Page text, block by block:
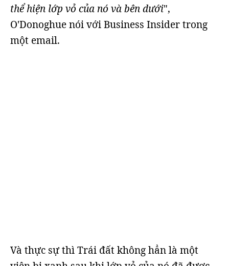
thể hiện lớp vỏ của nó và bên dưới",
O'Donoghue nói với Business Insider trong
một email.
Và thực sự thì Trái đất không hẳn là một